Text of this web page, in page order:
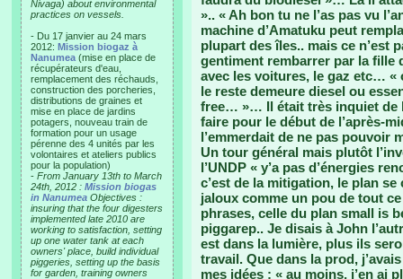
Nivaga) about environmental
practices on vessels.
- Du 17 janvier au 24 mars
2012: Mission biogaz à
Nanumea (mise en place de
récupérateurs d'eau,
remplacement des réchauds,
construction des porcheries,
distributions de graines et
mise en place de jardins
potagers, nouveau train de
formation pour un usage
pérenne des 4 unités par les
volontaires et ateliers publics
pour la population)
- From January 13th to March
24th, 2012 : Mission biogas
in Nanumea Objectives :
insuring that the four digesters
implemented late 2010 are
working to satisfaction, setting
up one water tank at each
owners' place, build individual
piggeries, setting up the basis
for garden, training owners
».. « Ah bon tu ne l’as pas vu
machine d’Amatuku peut
plupart des îles.. mais ce n’est
gentiment rembarrer par la fille
avec les voitures, le gaz etc… «
le reste demeure diesel ou
free… »… Il était très inquiet de
faire pour le début de l’après-
l’emmerdait de ne pas pouvoir
Un tour général mais plutôt
l’UNDP « y’a pas d’énergies
c’est de la mitigation, le plan
jaloux comme un pou de tout
phrases, celle du plan small is
piggarep.. Je disais à John
est dans la lumière, plus ils
travail. Que dans la prod,
mes idées : « au moins, j’en ai